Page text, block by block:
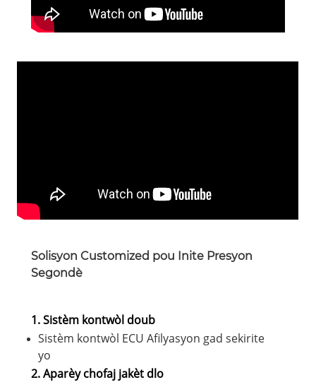
Solisyon Customized pou Inite Presyon
Segondè
1. Sistèm kontwòl doub
Sistèm kontwòl ECU Afilyasyon gad sekirite
yo
2. Aparèy chofaj jakèt dlo